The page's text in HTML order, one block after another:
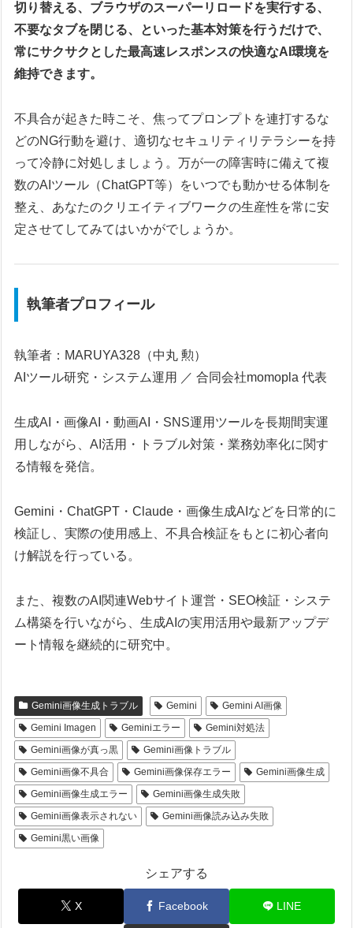
切り替える、ブラウザのスーパーリロードを実行する、
不要なタブを閉じる、といった基本対策を行うだけで、
常にサクサクとした最高速レスポンスの快適なAI環境を
維持できます。
不具合が起きた時こそ、焦ってプロンプトを連打するな
どのNG行動を避け、適切なセキュリティリテラシーを持
って冷静に対処しましょう。万が一の障害時に備えて複
数のAIツール（ChatGPT等）をいつでも動かせる体制を
整え、あなたのクリエイティブワークの生産性を常に安
定させてしてみてはいかがでしょうか。
執筆者プロフィール
執筆者：MARUYA328（中丸 勲）
AIツール研究・システム運用 ／ 合同会社momopla 代表
生成AI・画像AI・動画AI・SNS運用ツールを長期間実運
用しながら、AI活用・トラブル対策・業務効率化に関す
る情報を発信。
Gemini・ChatGPT・Claude・画像生成AIなどを日常的に
検証し、実際の使用感上、不具合検証をもとに初心者向
け解説を行っている。
また、複数のAI関連Webサイト運営・SEO検証・システ
ム構築を行いながら、生成AIの実用活用や最新アップデ
ート情報を継続的に研究中。
Gemini画像生成トラブル Gemini
Gemini AI画像
Gemini Imagen
Geminiエラー
Gemini対処法
Gemini画像が真っ黒
Gemini画像トラブル
Gemini画像不具合
Gemini画像保存エラー
Gemini画像生成
Gemini画像生成エラー
Gemini画像生成失敗
Gemini画像表示されない
Gemini画像読み込み失敗
Gemini黒い画像
シェアする
X Facebook LINE